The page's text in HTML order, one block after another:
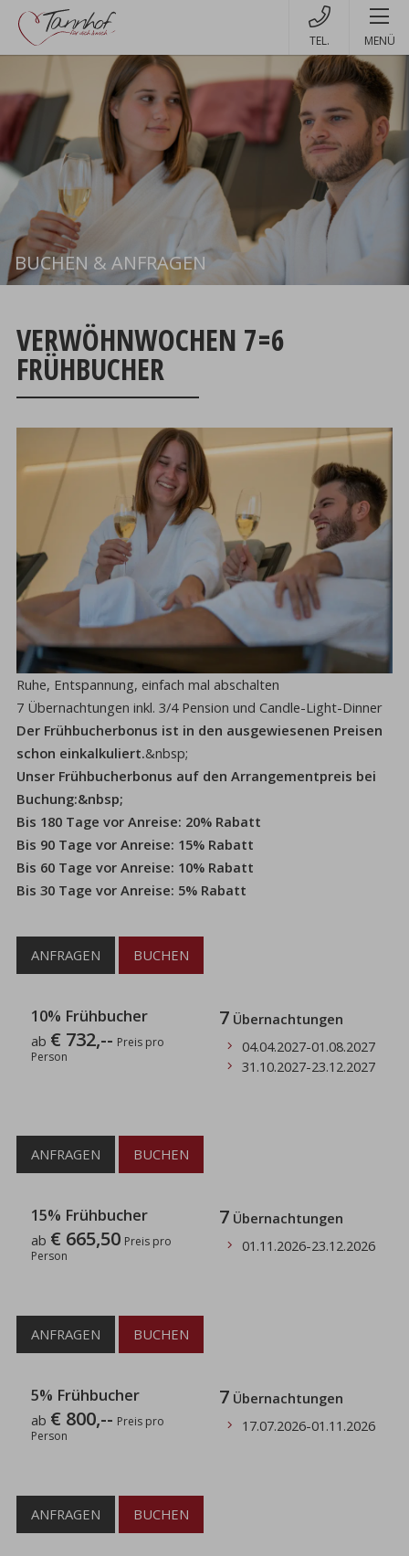
MENÜ
BUCHEN & ANFRAGEN Buchen
VERWÖHNWOCHEN 7=6
FRÜHBUCHER
Ruhe, Entspannung, einfach mal abschalten
7 Übernachtungen inkl. 3/4 Pension und Candle-Light-Dinner
Der Frühbucherbonus ist in den ausgewiesenen Preisen
schon einkalkuliert.&nbsp;
Unser Frühbucherbonus auf den Arrangementpreis bei
Buchung:&nbsp;
Bis 180 Tage vor Anreise: 20% Rabatt
Bis 90 Tage vor Anreise: 15% Rabatt
Bis 60 Tage vor Anreise: 10% Rabatt
Bis 30 Tage vor Anreise: 5% Rabatt
ANFRAGEN BUCHEN
10% Frühbucher
ab € 732,-- Preis pro
Person
7 Übernachtungen
04.04.2027-01.08.2027
31.10.2027-23.12.2027
ANFRAGEN BUCHEN
15% Frühbucher
ab € 665,50 Preis pro
Person
7 Übernachtungen
01.11.2026-23.12.2026
ANFRAGEN BUCHEN
5% Frühbucher
ab € 800,-- Preis pro
Person
7 Übernachtungen
17.07.2026-01.11.2026
ANFRAGEN BUCHEN